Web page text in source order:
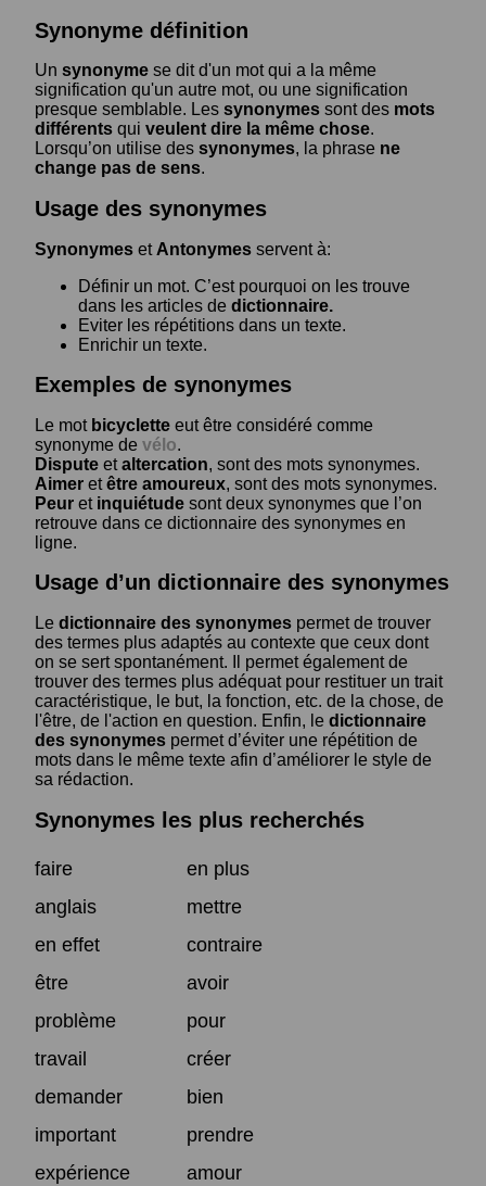
Synonyme définition
Un synonyme se dit d'un mot qui a la même
signification qu'un autre mot, ou une signification
presque semblable. Les synonymes sont des mots
différents qui veulent dire la même chose.
Lorsqu’on utilise des synonymes, la phrase ne
change pas de sens.
Usage des synonymes
Synonymes et Antonymes servent à:
Définir un mot. C’est pourquoi on les trouve
dans les articles de dictionnaire.
Eviter les répétitions dans un texte.
Enrichir un texte.
Exemples de synonymes
Le mot bicyclette eut être considéré comme
synonyme de vélo.
Dispute etaltercation, sont des mots synonymes.
Aimer etêtre amoureux, sont des mots synonymes.
Peur et inquiétude sont deux synonymes que l’on
retrouve dans ce dictionnaire des synonymes en
ligne.
Usage d’un dictionnaire des synonymes
Le dictionnaire des synonymes permet de trouver
des termes plus adaptés au contexte que ceux dont
on se sert spontanément. Il permet également de
trouver des termes plus adéquat pour restituer un trait
caractéristique, le but, la fonction, etc. de la chose, de
l'être, de l'action en question. Enfin, le dictionnaire
des synonymes permet d’éviter une répétition de
mots dans le même texte afin d’améliorer le style de
sa rédaction.
Synonymes les plus recherchés
faire
en plus
anglais
mettre
en effet
contraire
être
avoir
problème
pour
travail
créer
demander
bien
important
prendre
expérience
amour